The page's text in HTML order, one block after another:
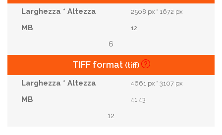
2508 px * 1672 px
12
6
TIFF format (tiff)
4661 px * 3107 px
41.43
12